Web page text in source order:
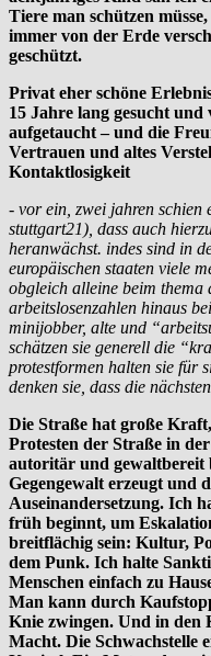
Tiere man schützen
immer von der Erde
geschützt.
Privat eher schöne
15 Jahre lang gesucht
aufgetaucht – und die
Vertrauen und altes
Kontaktlosigkeit
- vor ein, zwei jahren schien
stuttgart21), dass auch
heranwächst. indes sind in
europäischen staaten viele
obgleich alleine beim
arbeitslosenzahlen hinaus
minijobber, alte und
schätzen sie generell die
protestformen halten sie für
denken sie, dass die
Die Straße hat große
Protesten der Straße in
autoritär und gewaltbereit
Gegengewalt erzeugt und
Auseinandersetzung. Ich
früh beginnt, um
breitflächig sein: Kultur,
dem Punk. Ich halte
Menschen einfach zu
Man kann durch
Knie zwingen. Und in den
Macht. Die Schwachstelle